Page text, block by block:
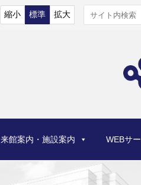
来館案内・施設案内 WEBサ